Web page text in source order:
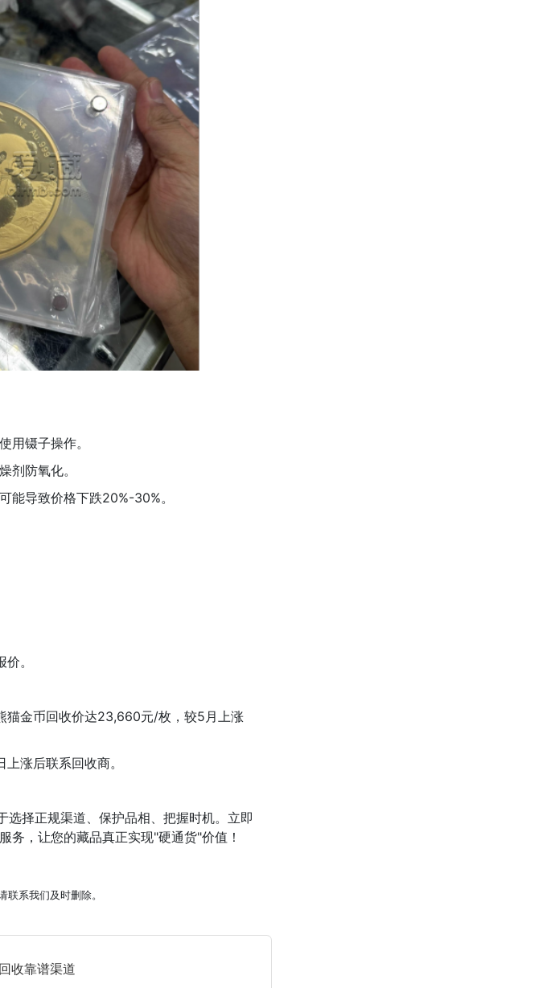
用镊子操作。
剂防氧化。
能导致价格下跌20%-30%。
。
金币回收价达23,660元/枚，较5月上涨
涨后联系回收商。
择正规渠道、保护品相、把握时机。立即
务，让您的藏品真正实现"硬通货"价值！
系我们及时删除。
收靠谱渠道